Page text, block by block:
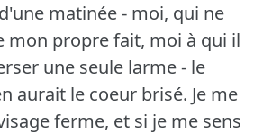
matinée - moi, qui ne
mon propre fait, moi à qui il
une seule larme - le
aurait le coeur brisé. Je me
ferme, et si je me sens